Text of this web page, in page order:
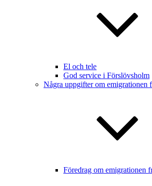
El och tele
God service i Förslövsholm
Några uppgifter om emigrationen
Föredrag om emigrationen